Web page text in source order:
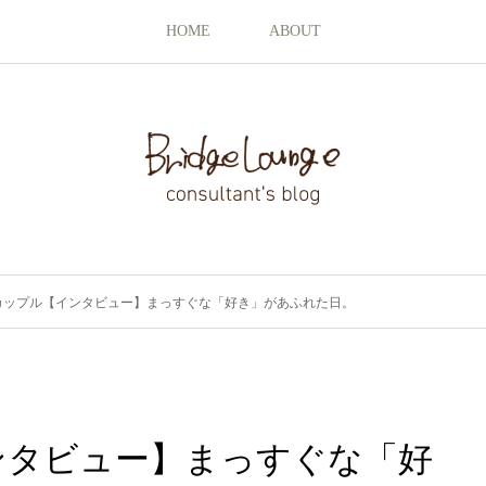
HOME ABOUT
プル【インタビュー】まっすぐな「好き」があふれた日。
ビュー】まっすぐな「好